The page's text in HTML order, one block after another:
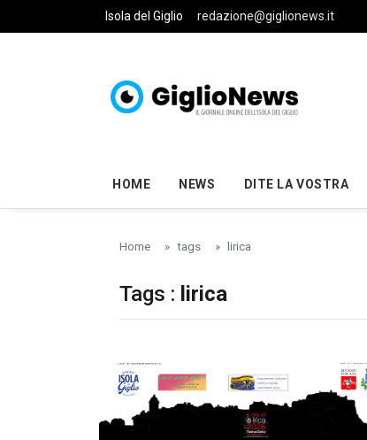
Skip to main content
Isola del Giglio redazione@giglionews.it
HOME NEWS DITE LA VOSTRA
Home tags lirica
Tags : lirica